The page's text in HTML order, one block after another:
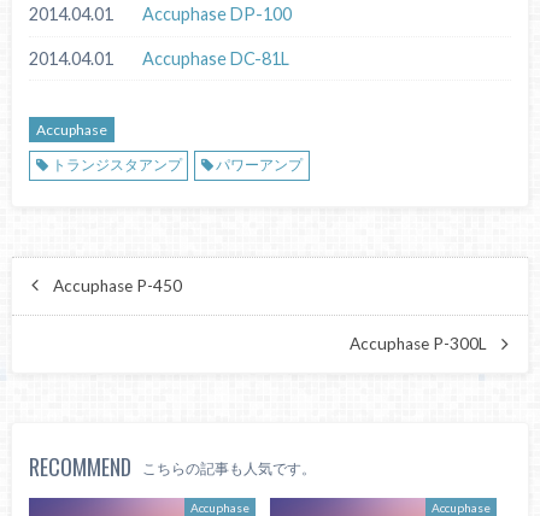
2014.04.01 Accuphase DP-100
2014.04.01 Accuphase DC-81L
Accuphase
トランジスタアンプ
パワーアンプ
Accuphase P-450
Accuphase P-300L
RECOMMEND こちらの記事も人気です。
Accuphase Accuphase